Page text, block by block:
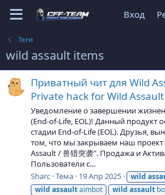
Вход
Теги
wild assault items
Приватный чит для Wild
Private hack for Wild
Уведомление о завершении
(End-of-Life, EOL)! Данный продукт
стадии End-of-Life (EOL). Друзья,
том, что мы закрываем наш проект
Assault / 兽猎突袭". Продажа и
Пользователи с...
Sharc Тема 19 Апр 2025 wild
wild assaultaimbot wild assault